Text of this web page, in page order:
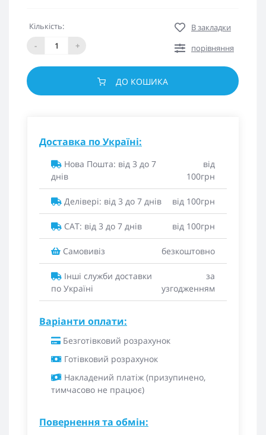
Кількість:
-
+
В закладки
порівняння
ДО КОШИКА
Доставка по Україні:
Нова Пошта: від 3 до 7
днів
від
100грн
Делівері: від 3 до 7 днів від 100грн
САТ: від 3 до 7 днів від 100грн
Самовивіз безкоштовно
Інші служби доставки
по Україні
за
узгодженням
Варіанти оплати:
Безготівковий розрахунок
Готівковий розрахунок
Накладений платіж (призупинено,
тимчасово не працює)
Повернення та обмін: